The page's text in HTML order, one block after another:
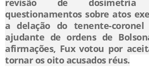
revisão de dosimetria
questionamentos sobre atos
a delação do tenente-
ajudante de ordens de
afirmações, Fux votou por
tornar os oito acusados réus.